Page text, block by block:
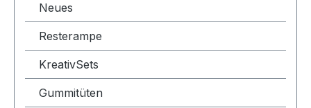
Neues
Resterampe
KreativSets
Gummitüten